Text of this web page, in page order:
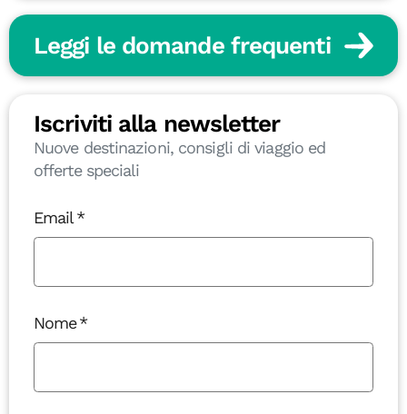
Leggi le domande frequenti
Iscriviti alla newsletter
Nuove destinazioni, consigli di viaggio ed
offerte speciali
Email
Nome